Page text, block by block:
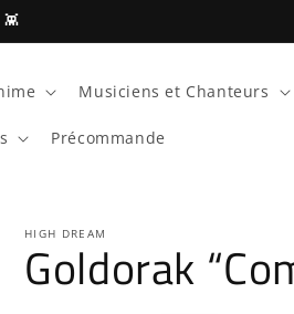
Musiciens et Chanteurs
Précommande
HIGH DREAM
Goldorak